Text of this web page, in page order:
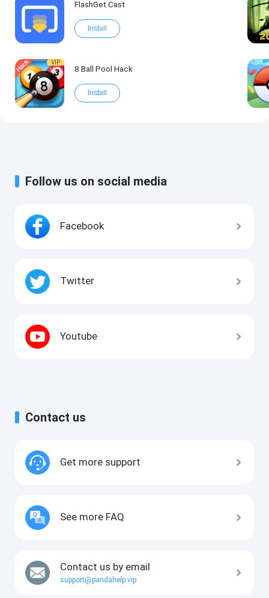
FlashGet Cast
Install
VIP
8 Ball Pool Hack
Install
Follow us on social media
Facebook
Twitter
Youtube
Contact us
Get more support
See more FAQ
Contact us by email
support@pandahelp.vip